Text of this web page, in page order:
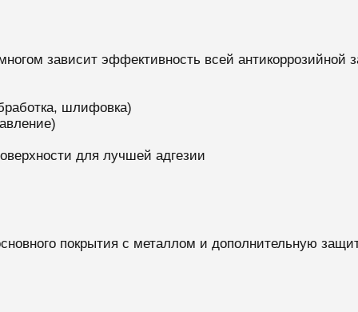
зависит эффективность всей антикоррозийной
шлифовка)
для лучшей адгезии
покрытия с металлом и дополнительную